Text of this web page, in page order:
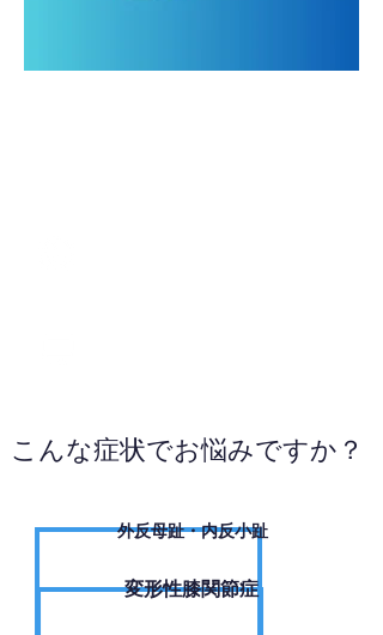
こんな症状でお悩みですか？
外反母趾・内反小趾
変形性膝関節症